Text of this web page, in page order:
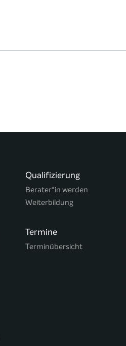
Qualifizierung
Berater*in werden
Weiterbildung
Termine
Terminübersicht